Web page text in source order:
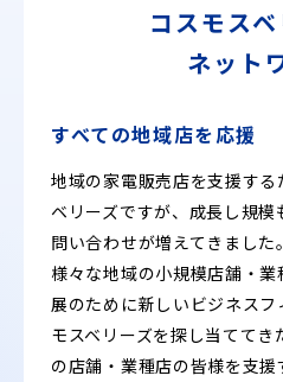
コスモス
ネット
すべての地域店を応援
地域の家電販売店を支援す
ベリーズですが、成長し規
問い合わせが増えてきました
様々な地域の小規模店舗・
展のために新しいビジネス
モスベリーズを探し当てて
の店舗・業種店の皆様を支